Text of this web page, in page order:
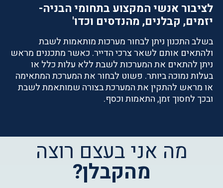
לציבור אנשי המקצוע בתחומי הבניה-
יזמים, קבלנים, מהנדסים וכדו'
בשלב התכנון ניתן לבחור מערכות מותאמות לשבת
ולהתאים אותם לשאר צרכי הדייר. כאשר מתכננים מראש
ניתן להתאים את המערכות לשבת ללא עלות כלל או
בעלות נמוכה ביותר. פשוט לבחור את המערכת המתאימה
או מראש להתקין את המערכת בצורה שמותאמת לשבת
ובכך לחסוך זמן, התאמות וכסף.
מה אני בעצם רוצה
מהקבלן?